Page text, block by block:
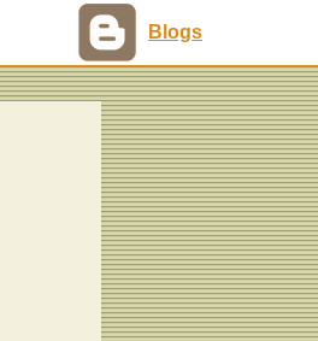
Blogs